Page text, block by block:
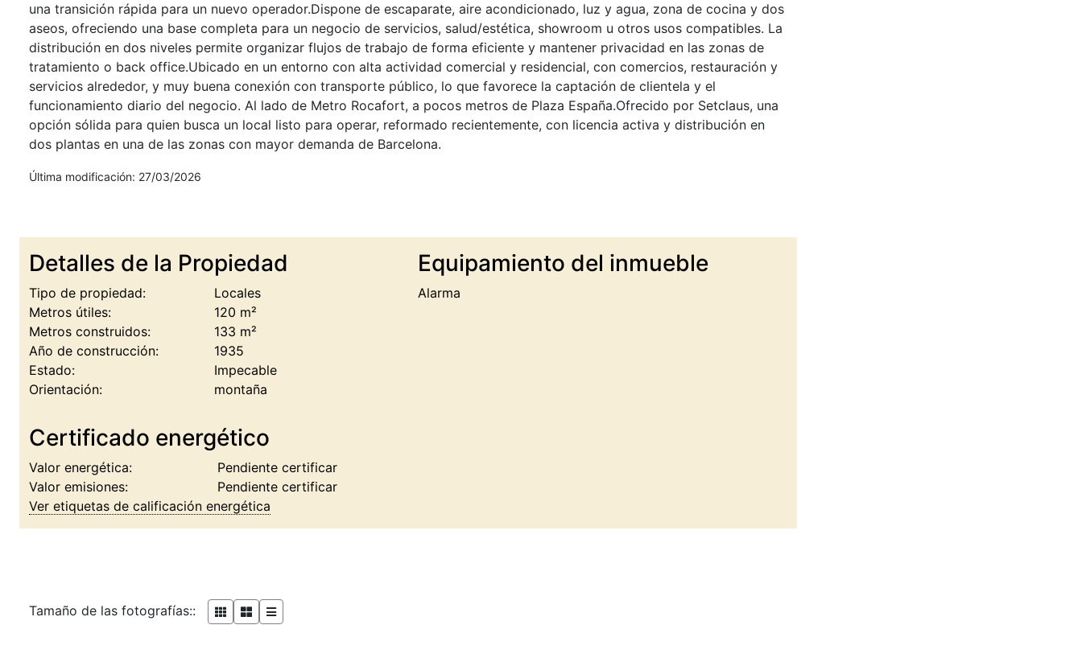
una transición rápida para un nuevo operador.Dispone de escaparate, aire acondicionado, luz y agua, zona de cocina y dos
aseos, ofreciendo una base completa para un negocio de servicios, salud/estética, showroom u otros usos compatibles. La
distribución en dos niveles permite organizar flujos de trabajo de forma eficiente y mantener privacidad en las zonas de
tratamiento o back office.Ubicado en un entorno con alta actividad comercial y residencial, con comercios, restauración y
servicios alrededor, y muy buena conexión con transporte público, lo que favorece la captación de clientela y el
funcionamiento diario del negocio. Al lado de Metro Rocafort, a pocos metros de Plaza España.Ofrecido por Setclaus, una
opción sólida para quien busca un local listo para operar, reformado recientemente, con licencia activa y distribución en
dos plantas en una de las zonas con mayor demanda de Barcelona.
Última modificación: 27/03/2026
Detalles de la Propiedad
Tipo de propiedad:
Locales
Metros útiles:
120 m²
Metros construidos:
133 m²
Año de construcción:
1935
Estado:
Impecable
Orientación:
montaña
Equipamiento del inmueble
Alarma
Certificado energético
Valor energética:
Pendiente certificar
Valor emisiones:
Pendiente certificar
Ver etiquetas de calificación energética
Tamaño de las fotografías::